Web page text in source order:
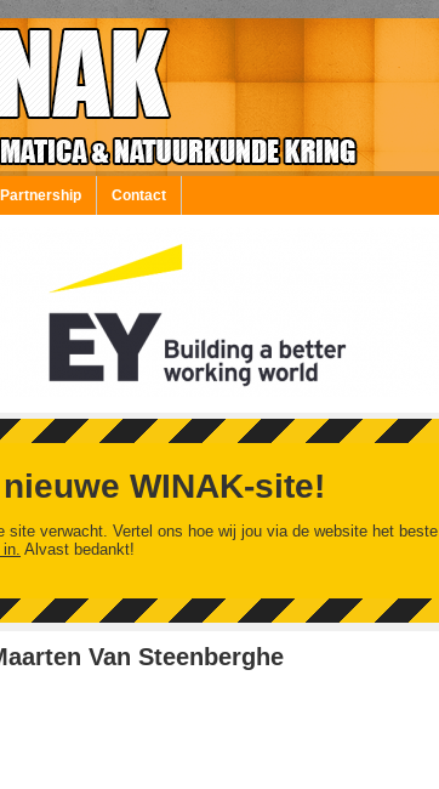
Partnership Contact
WINAK-site!
site verwacht. Vertel ons hoe wij jou via de website het beste
Alvast bedankt!
Van Steenberghe